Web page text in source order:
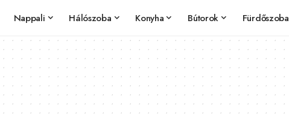
Nappali Hálószoba Konyha Bútorok Fürdőszoba